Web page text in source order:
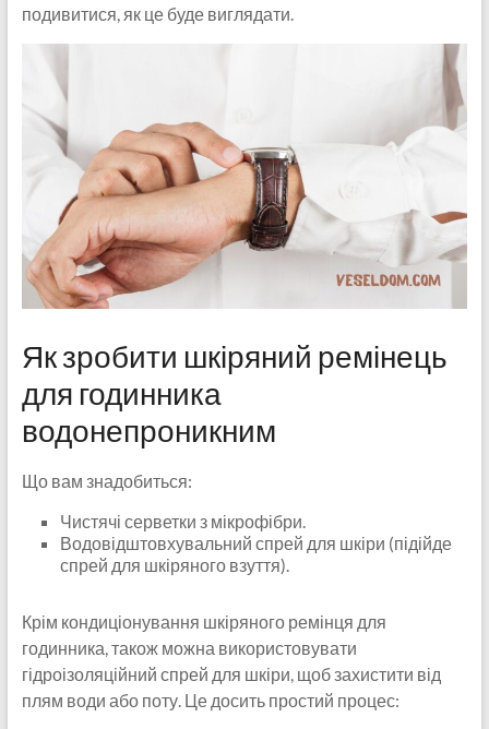
подивитися, як це буде виглядати.
Як зробити шкіряний ремінець
для годинника
водонепроникним
Що вам знадобиться:
Чистячі серветки з мікрофібри.
Водовідштовхувальний спрей для шкіри (підійде
спрей для шкіряного взуття).
Крім кондиціонування шкіряного ремінця для
годинника, також можна використовувати
гідроізоляційний спрей для шкіри, щоб захистити від
плям води або поту. Це досить простий процес: